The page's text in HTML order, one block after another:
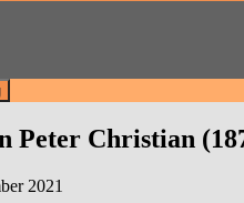
Peter Christian
2021